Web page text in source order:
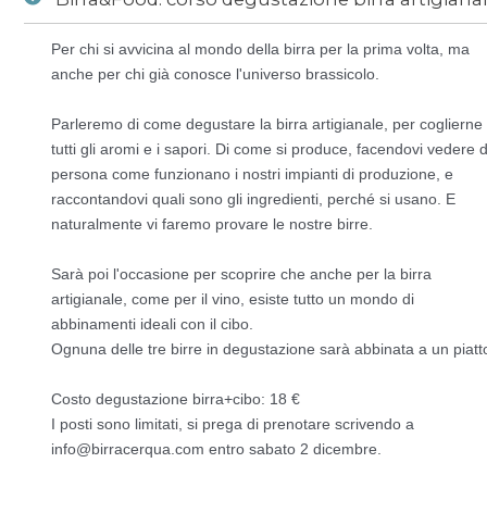
Novedades /
Birra&Food: corso degustazione birra artigianale 4 dicembre 2017
Per chi si avvicina al mondo della birra per la prima volta, ma
anche per chi già conosce l'universo brassicolo.
Parleremo di come degustare la birra artigianale, per coglierne
tutti gli aromi e i sapori. Di come si produce, facendovi vedere
persona come funzionano i nostri impianti di produzione, e
raccontandovi quali sono gli ingredienti, perché si usano. E
naturalmente vi faremo provare le nostre birre.
Sarà poi l'occasione per scoprire che anche per la birra
artigianale, come per il vino, esiste tutto un mondo di
abbinamenti ideali con il cibo.
Ognuna delle tre birre in degustazione sarà abbinata a un
Costo degustazione birra+cibo: 18 €
I posti sono limitati, si prega di prenotare scrivendo a
info@birracerqua.com entro sabato 2 dicembre.